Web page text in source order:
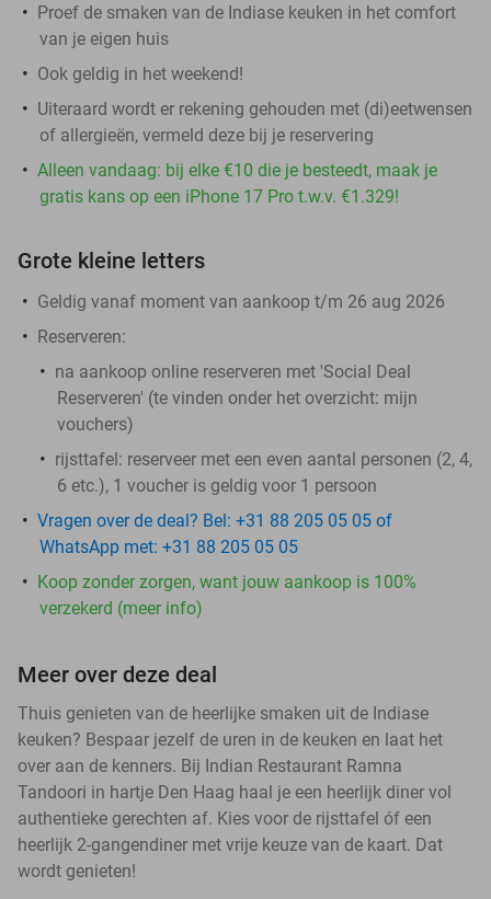
Proef de smaken van de Indiase keuken in het comfort
van je eigen huis
Ook geldig in het weekend!
Uiteraard wordt er rekening gehouden met (di)eetwensen
of allergieën, vermeld deze bij je reservering
Alleen vandaag: bij elke €10 die je besteedt, maak je
gratis kans op een iPhone 17 Pro t.w.v. €1.329!
Grote kleine letters
Geldig vanaf moment van aankoop t/m 26 aug 2026
Reserveren:
na aankoop online reserveren met 'Social Deal
Reserveren' (te vinden onder het overzicht: mijn
vouchers)
rijsttafel: reserveer met een even aantal personen (2, 4,
6 etc.), 1 voucher is geldig voor 1 persoon
Vragen over de deal? Bel: +31 88 205 05 05 of
WhatsApp met: +31 88 205 05 05
Koop zonder zorgen, want jouw aankoop is 100%
verzekerd (meer info)
Meer over deze deal
Thuis genieten van de heerlijke smaken uit de Indiase
keuken? Bespaar jezelf de uren in de keuken en laat het
over aan de kenners. Bij Indian Restaurant Ramna
Tandoori in hartje Den Haag haal je een heerlijk diner vol
authentieke gerechten af. Kies voor de rijsttafel óf een
heerlijk 2-gangendiner met vrije keuze van de kaart. Dat
wordt genieten!